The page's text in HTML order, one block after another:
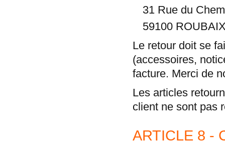
31 Rue du
59100
Le retour doit se
(accessoires,
facture. Merci de
Les articles
client ne sont pas
ARTICLE 8 -